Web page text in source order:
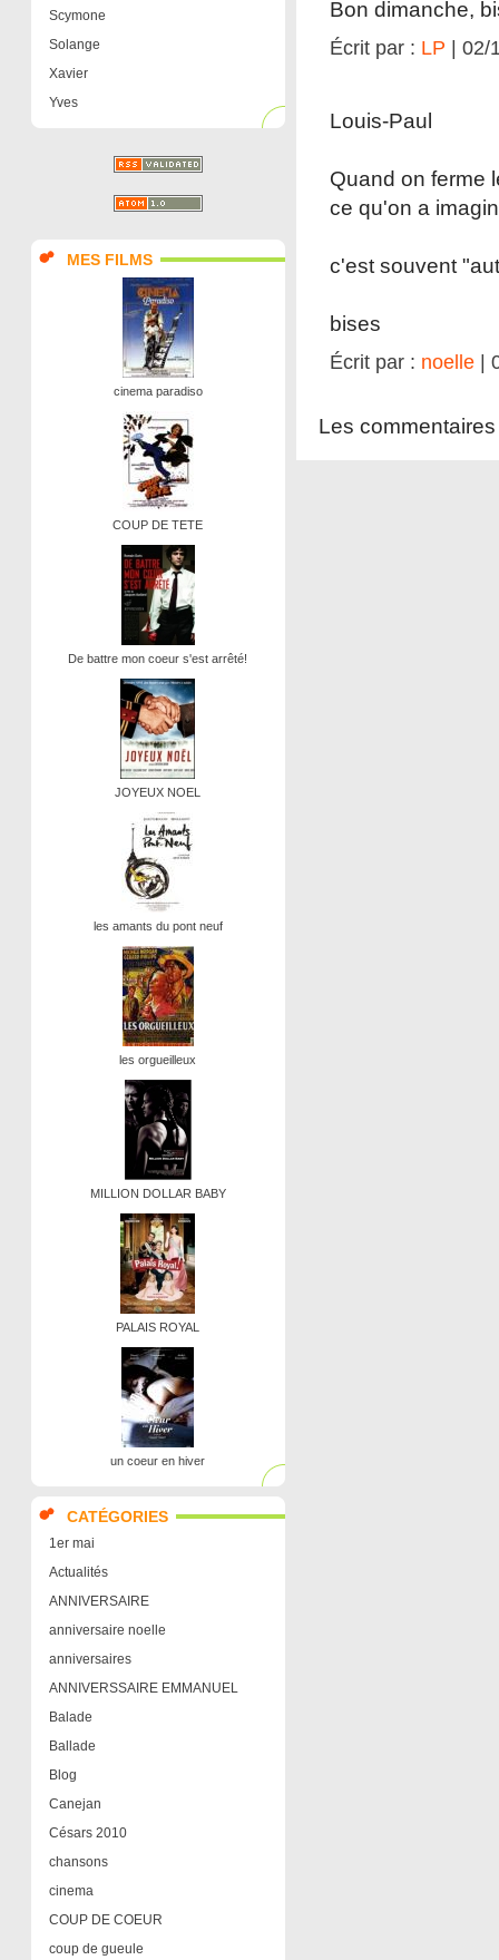
Scymone
Solange
Xavier
Yves
MES FILMS
cinema paradiso
COUP DE TETE
De battre mon coeur s'est arrêté!
JOYEUX NOEL
les amants du pont neuf
les orgueilleux
MILLION DOLLAR BABY
PALAIS ROYAL
un coeur en hiver
CATÉGORIES
1er mai
Actualités
ANNIVERSAIRE
anniversaire noelle
anniversaires
ANNIVERSSAIRE EMMANUEL
Balade
Ballade
Blog
Canejan
Césars 2010
chansons
cinema
COUP DE COEUR
coup de gueule
Bon dimanche,
Écrit par : LP | 02/
Louis-Paul
Quand on ferme
ce qu'on a
c'est souvent
bises
Écrit par : noelle|
Les